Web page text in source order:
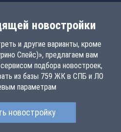
новостройки
и другие варианты, кроме
Спейс)», предлагаем вам
подбора новостроек,
из базы 759 ЖК в СПБ и ЛО
параметрам
новостройку